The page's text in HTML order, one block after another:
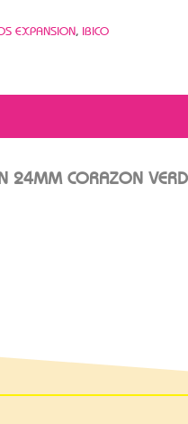
EXPANSION, IBICO
24MM CORAZON